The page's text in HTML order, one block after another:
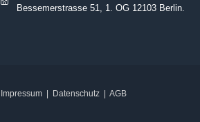
Bessemerstrasse 51, 1. OG 12103 Berlin.
Impressum Datenschutz AGB